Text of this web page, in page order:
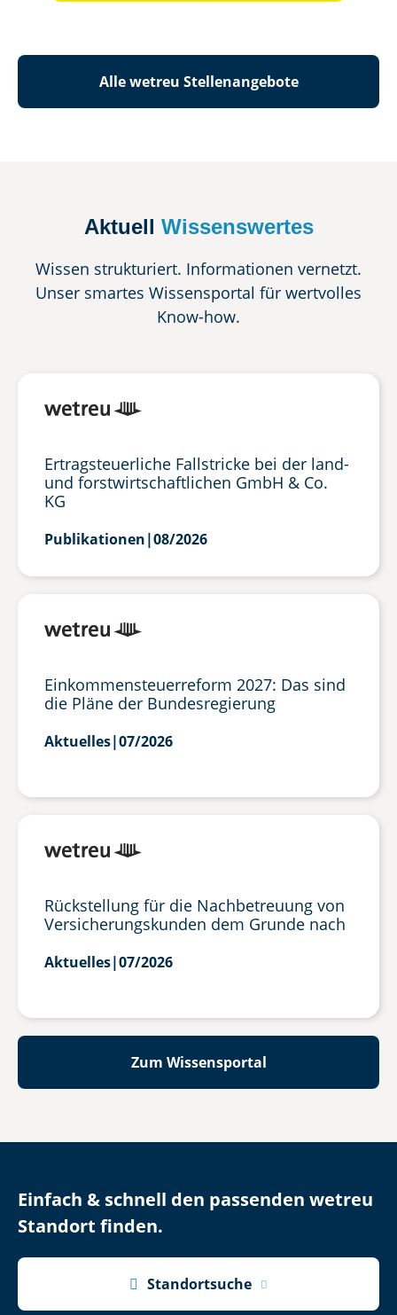
Alle wetreu Stellenangebote
Aktuell Wissenswertes
Wissen strukturiert. Informationen vernetzt.
Unser smartes Wissensportal für wertvolles
Know-how.
Ertragsteuerliche Fallstricke bei der land-
und forstwirtschaftlichen GmbH & Co.
KG
Publikationen|08/2026
Einkommensteuerreform 2027: Das sind
die Pläne der Bundesregierung
Aktuelles|07/2026
Rückstellung für die Nachbetreuung von
Versicherungskunden dem Grunde nach
Aktuelles|07/2026
Zum Wissensportal
Einfach & schnell den passenden wetreu
Standort finden.
 Standortsuche